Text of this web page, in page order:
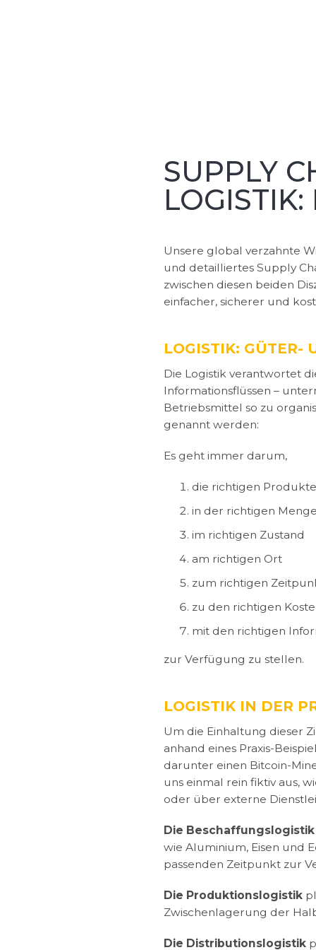
SUPPLY
Unsere global verzahnte
und detailliertes Supply
zwischen diesen beiden
einfacher, sicherer und
LOGISTIK: GÜTER-
Die Logistik verantwortet
Informationsflüssen –
Betriebsmittel so zu
genannt werden:
Es geht immer darum,
die richtigen Produkte
in der richtigen
im richtigen Zustand
am richtigen Ort
zum richtigen
zu den richtigen
mit den richtigen
zur Verfügung zu stellen.
LOGISTIK IN DER
Um die Einhaltung dieser
anhand eines Praxis-
darunter einen Bitcoin-
uns einmal rein fiktiv aus,
oder über externe
Die Beschaffungslogistik
wie Aluminium, Eisen und
passenden Zeitpunkt zur
Die Produktionslogistik
Zwischenlagerung der
Die Distributionslogistik